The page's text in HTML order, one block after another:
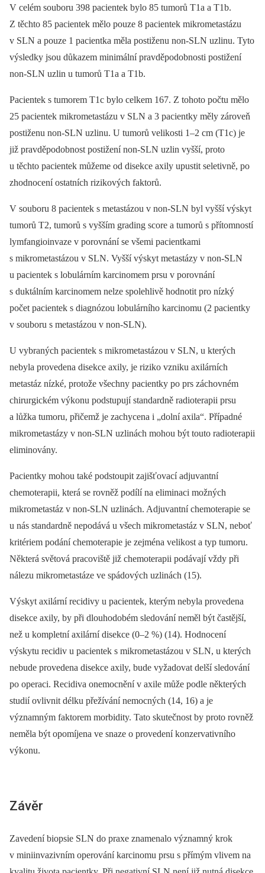
V celém souboru 398 pacientek bylo 85 tumorů T1a a T1b.
Z těchto 85 pacientek mělo pouze 8 pacientek mikrometastázu
v SLN a pouze 1 pacientka měla postiženu non-SLN uzlinu. Tyto
výsledky jsou důkazem minimální pravděpodobnosti postižení
non-SLN uzlin u tumorů T1a a T1b.
Pacientek s tumorem T1c bylo celkem 167. Z tohoto počtu mělo
25 pacientek mikrometastázu v SLN a 3 pacientky měly zároveň
postiženu non-SLN uzlinu. U tumorů velikosti 1–2 cm (T1c) je
již pravděpodobnost postižení non-SLN uzlin vyšší, proto
u těchto pacientek můžeme od disekce axily upustit seletivně, po
zhodnocení ostatních rizikových faktorů.
V souboru 8 pacientek s metastázou v non-SLN byl vyšší výskyt
tumorů T2, tumorů s vyšším grading score a tumorů s přítomností
lymfangioinvaze v porovnání se všemi pacientkami
s mikrometastázou v SLN. Vyšší výskyt metastázy v non-SLN
u pacientek s lobulárním karcinomem prsu v porovnání
s duktálním karcinomem nelze spolehlivě hodnotit pro nízký
počet pacientek s diagnózou lobulárního karcinomu (2 pacientky
v souboru s metastázou v non-SLN).
U vybraných pacientek s mikrometastázou v SLN, u kterých
nebyla provedena disekce axily, je riziko vzniku axilárních
metastáz nízké, protože všechny pacientky po prs záchovném
chirurgickém výkonu podstupují standardně radioterapii prsu
a lůžka tumoru, přičemž je zachycena i „dolní axila“. Případné
mikrometastázy v non-SLN uzlinách mohou být touto radioterapii
eliminovány.
Pacientky mohou také podstoupit zajišťovací adjuvantní
chemoterapii, která se rovněž podílí na eliminaci možných
mikrometastáz v non-SLN uzlinách. Adjuvantní chemoterapie se
u nás standardně nepodává u všech mikrometastáz v SLN, neboť
kritériem podání chemoterapie je zejména velikost a typ tumoru.
Některá světová pracoviště již chemoterapii podávají vždy při
nálezu mikrometastáze ve spádových uzlinách (15).
Výskyt axilární recidivy u pacientek, kterým nebyla provedena
disekce axily, by při dlouhodobém sledování neměl být častější,
než u kompletní axilární disekce (0–2 %) (14). Hodnocení
výskytu recidiv u pacientek s mikrometastázou v SLN, u kterých
nebude provedena disekce axily, bude vyžadovat delší sledování
po operaci. Recidiva onemocnění v axile může podle některých
studií ovlivnit délku přežívání nemocných (14, 16) a je
významným faktorem morbidity. Tato skutečnost by proto rovněž
neměla být opomíjena ve snaze o provedení konzervativního
výkonu.
Závěr
Zavedení biopsie SLN do praxe znamenalo významný krok
v miniinvazivním operování karcinomu prsu s přímým vlivem na